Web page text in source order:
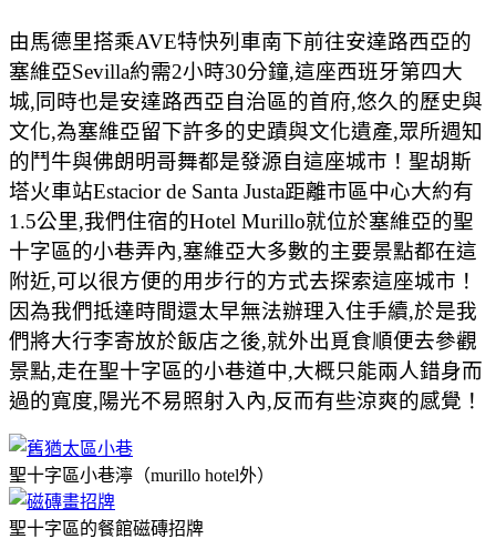
由馬德里搭乘AVE特快列車南下前往安達路西亞的
塞維亞Sevilla約需2小時30分鐘,這座西班牙第四大
城,同時也是安達路西亞自治區的首府,悠久的歷史與
文化,為塞維亞留下許多的史蹟與文化遺產,眾所週知
的鬥牛與佛朗明哥舞都是發源自這座城市！聖胡斯
塔火車站Estacior de Santa Justa距離市區中心大約有
1.5公里,我們住宿的Hotel Murillo就位於塞維亞的聖
十字區的小巷弄內,塞維亞大多數的主要景點都在這
附近,可以很方便的用步行的方式去探索這座城市！
因為我們抵達時間還太早無法辦理入住手續,於是我
們將大行李寄放於飯店之後,就外出覓食順便去參觀
景點,走在聖十字區的小巷道中,大概只能兩人錯身而
過的寬度,陽光不易照射入內,反而有些涼爽的感覺！
聖十字區小巷濘（murillo hotel外）
聖十字區的餐館磁磚招牌